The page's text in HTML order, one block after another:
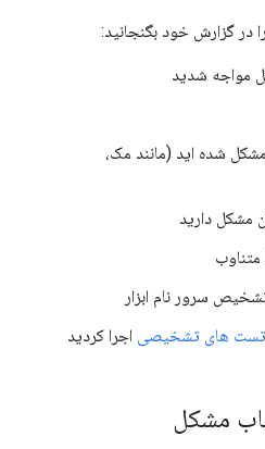
در گزارش خود بگنجانید:
مواجه شدید
شده اید (مانند مک،
مشکل دارید
سرور نام ابزار
تست های تشخیصی اجرا کردید
مشکل